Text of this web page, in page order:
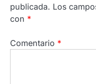
publicada. Los
con *
Comentario *